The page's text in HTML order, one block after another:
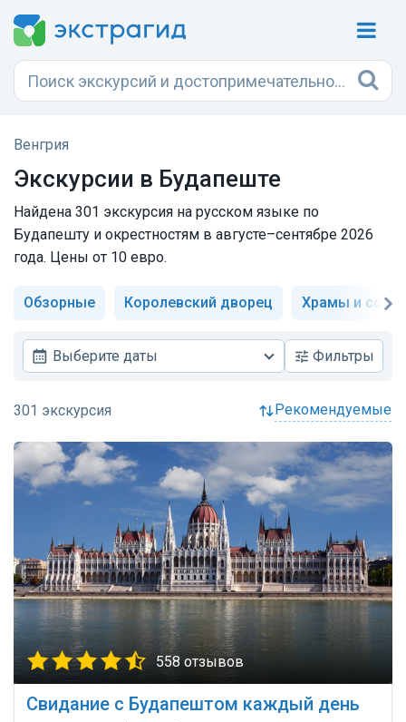
Венгрия
Экскурсии в Будапеште
Найдена 301 экскурсия на русском языке по
Будапешту и окрестностям в августе–сентябре 2026
года. Цены от 10 евро.
Обзорные Королевский дворец Храмы и
Выберите даты Фильтры
рекомендуемые
558 отзывов
Свидание с Будапештом каждый день